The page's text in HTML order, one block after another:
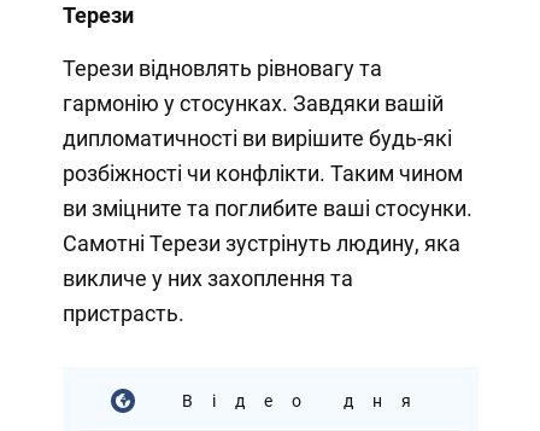
Терези
Терези відновлять рівновагу та
гармонію у стосунках. Завдяки вашій
дипломатичності ви вирішите будь-які
розбіжності чи конфлікти. Таким чином
ви зміцните та поглибите ваші стосунки.
Самотні Терези зустрінуть людину, яка
викличе у них захоплення та
пристрасть.
Відео дня